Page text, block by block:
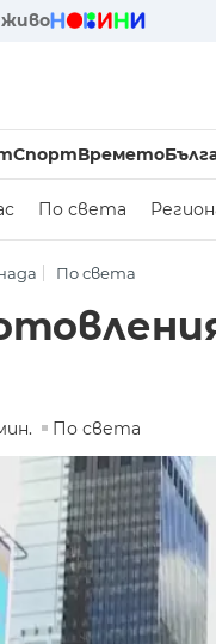
живо
СпортВремето
По света
По света
По света